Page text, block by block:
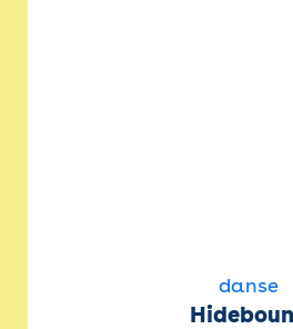
danse